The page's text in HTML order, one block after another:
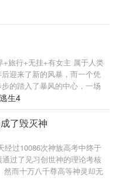
天下！
+旅行+无挂+有女主 属于人类
迎来了新的风暴，而一个凭
的踏入了暴风的中心，一场
苏醒的那一刻再次踏上征
生4
了毁灭神
经过10086次神族高考中终于
过了见习创世神的理论考核
然而十万八千尊高等神灵却无